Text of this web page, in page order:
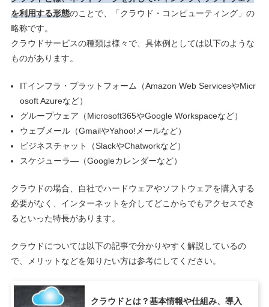
を利用する形態のことで、「クラウド・コンピューティング」の
略称です。
クラウドサービスの種類は様々で、具体例としては以下のような
ものがあります。
ITインフラ・プラットフォーム（Amazon Web ServicesやMicr
osoft Azureなど）
グループウェア（Microsoft365やGoogle Workspaceなど）
ウェブメール（GmailやYahoo!メールなど）
ビジネスチャット（SlackやChatworkなど）
スケジューラ―（Googleカレンダーなど）
クラウドの場合、自社でハードウェアやソフトウェアを購入する
必要がなく、インターネットを介してどこからでもアクセスでき
るといった特長があります。
クラウドについては以下の記事で分かりやすく解説しているの
で、メリットなどを知りたい方は参考にしてください。
クラウドとは？基本情報や仕組み、導入